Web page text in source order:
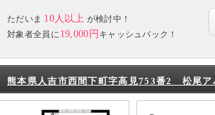
ただいま 10人以上 が検討中！
対象者全員に 19,000円 キャッシュバック！
熊本県人吉市西間下町字高見753番2 松尾